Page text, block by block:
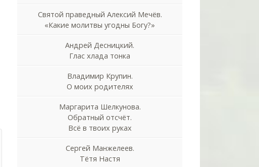
Святой праведный Алексий Мечёв.
«Какие молитвы угодны Богу?»
Андрей Десницкий.
Глас хлада тонка
Владимир Крупин.
О моих родителях
Маргарита Шелкунова.
Обратный отсчёт.
Всё в твоих руках
Сергей Манжелеев.
Тётя Настя